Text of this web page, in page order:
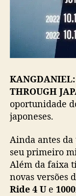
KANGDANIEL:
THROUGH
oportunidade
japoneses.
Ainda antes
seu primeiro
Além da faixa
novas versões
Ride 4 Ue